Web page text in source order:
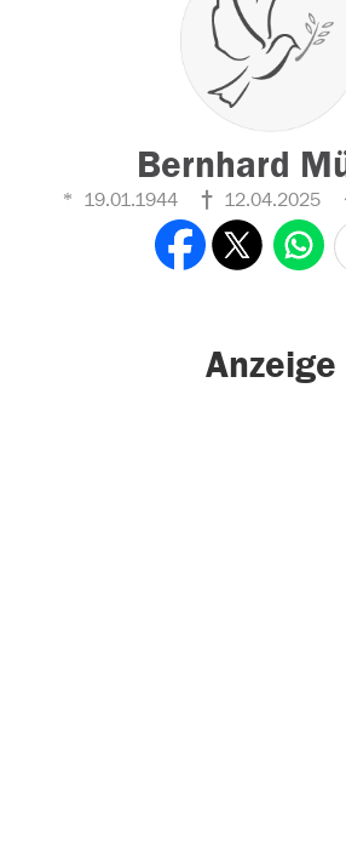
Bernhard
19.01.1944 12.04.2025
Anzeige